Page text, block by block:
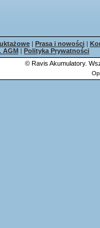
| Prasa i nowości |
AGM | Polityka Prywatności
© Ravis Akumulatory.